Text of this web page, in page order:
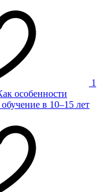
1
особенности
в 10–15 лет